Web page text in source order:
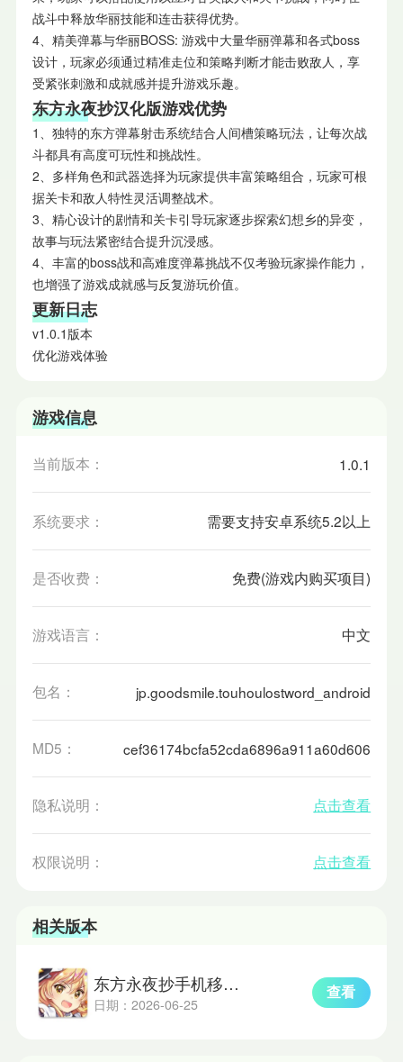
战斗中释放华丽技能和连击获得优势。
4、精美弹幕与华丽BOSS: 游戏中大量华丽弹幕和各式boss
设计，玩家必须通过精准走位和策略判断才能击败敌人，享
受紧张刺激和成就感并提升游戏乐趣。
东方永夜抄汉化版游戏优势
1、独特的东方弹幕射击系统结合人间槽策略玩法，让每次战
斗都具有高度可玩性和挑战性。
2、多样角色和武器选择为玩家提供丰富策略组合，玩家可根
据关卡和敌人特性灵活调整战术。
3、精心设计的剧情和关卡引导玩家逐步探索幻想乡的异变，
故事与玩法紧密结合提升沉浸感。
4、丰富的boss战和高难度弹幕挑战不仅考验玩家操作能力，
也增强了游戏成就感与反复游玩价值。
更新日志
v1.0.1版本
优化游戏体验
游戏信息
当前版本： 1.0.1
系统要求： 需要支持安卓系统5.2以上
是否收费： 免费(游戏内购买项目)
游戏语言： 中文
包名： jp.goodsmile.touhoulostword_android
MD5： cef36174bcfa52cda6896a911a60d606
隐私说明： 点击查看
权限说明： 点击查看
相关版本
东方永夜抄手机移植版
日期：2026-06-25
查看